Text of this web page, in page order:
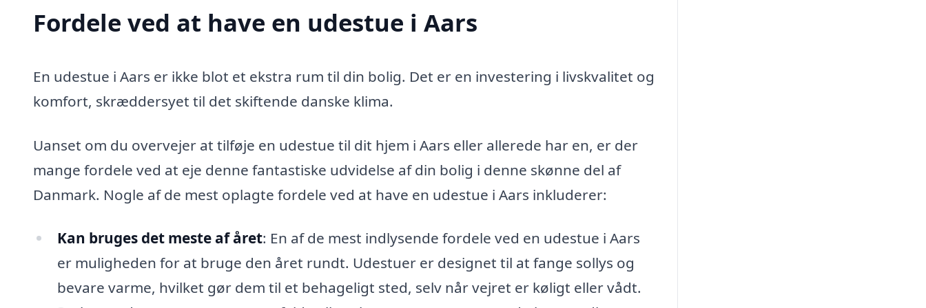
Fordele ved at have en udestue i Aars
En udestue i Aars er ikke blot et ekstra rum til din bolig. Det er en investering i livskvalitet og
komfort, skræddersyet til det skiftende danske klima.
Uanset om du overvejer at tilføje en udestue til dit hjem i Aars eller allerede har en, er der
mange fordele ved at eje denne fantastiske udvidelse af din bolig i denne skønne del af
Danmark. Nogle af de mest oplagte fordele ved at have en udestue i Aars inkluderer:
Kan bruges det meste af året: En af de mest indlysende fordele ved en udestue i Aars
er muligheden for at bruge den året rundt. Udestuer er designet til at fange sollys og
bevare varme, hvilket gør dem til et behageligt sted, selv når vejret er køligt eller vådt.